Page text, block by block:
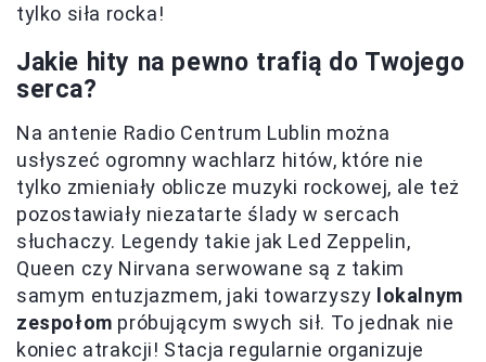
tylko siła rocka!
Jakie hity na pewno trafią do Twojego
serca?
Na antenie Radio Centrum Lublin można
usłyszeć ogromny wachlarz hitów, które nie
tylko zmieniały oblicze muzyki rockowej, ale też
pozostawiały niezatarte ślady w sercach
słuchaczy. Legendy takie jak Led Zeppelin,
Queen czy Nirvana serwowane są z takim
samym entuzjazmem, jaki towarzyszy lokalnym
zespołom próbującym swych sił. To jednak nie
koniec atrakcji! Stacja regularnie organizuje